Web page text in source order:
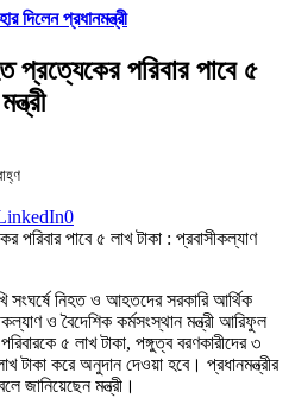
দিলেন প্রধানমন্ত্রী
প্রত্যেকের পরিবার পাবে ৫
0
সংঘর্ষে নিহত ও আহতদের সরকারি আর্থিক
ও বৈদেশিক কর্মসংস্থান মন্ত্রী আরিফুল
৫ লাখ টাকা, পঙ্গুত্ব বরণকারীদের ৩
টাকা করে অনুদান দেওয়া হবে। প্রধানমন্ত্রীর
জানিয়েছেন মন্ত্রী।